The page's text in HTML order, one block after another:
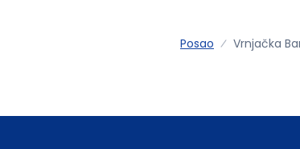
Posao Vrnjačka